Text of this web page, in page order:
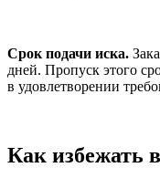
Срок подачи иска.
дней. Пропуск этого
в удовлетворении
Как избежать